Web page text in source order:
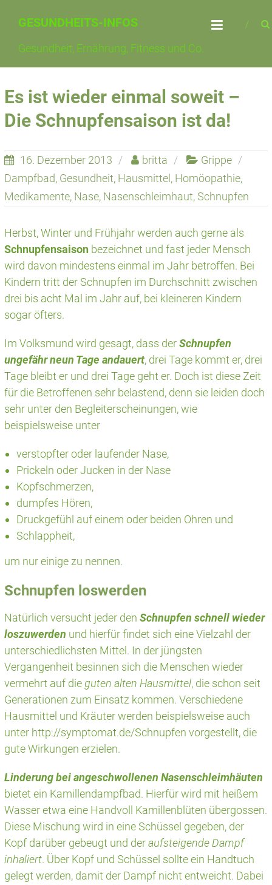
GESUNDHEITS-INFOS
Gesundheit, Ernährung, Fitness und Co.
Es ist wieder einmal soweit –
Die Schnupfensaison ist da!
16. Dezember 2013 britta
Grippe
Dampfbad, Gesundheit, Hausmittel , Homöopathie,
Medikamente, Nase, Nasenschleimhaut, Schnupfen
Herbst, Winter und Frühjahr werden auch gerne als
Schnupfensaisonbezeichnet und fast jeder Mensch
wird davon mindestens einmal im Jahr betroffen. Bei
Kindern tritt der Schnupfen im Durchschnitt zwischen
drei bis acht Mal im Jahr auf, bei kleineren Kindern
sogar öfters.
Im Volksmund wird gesagt, dass derSchnupfen
ungefähr neun Tage andauert, drei Tage kommt er, drei
Tage bleibt er und drei Tage geht er. Doch ist diese Zeit
für die Betroffenen sehr belastend, denn sie leiden doch
sehr unter den Begleiterscheinungen, wie
beispielsweise unter
verstopfter oder laufender Nase,
Prickeln oder Jucken in der Nase
Kopfschmerzen,
dumpfes Hören,
Druckgefühl auf einem oder beiden Ohren und
Schlappheit,
um nur einige zu nennen.
Schnupfen loswerden
Natürlich versucht jeder den Schnupfen schnell wieder
loszuwerden und hierfür findet sich eine Vielzahl der
unterschiedlichsten Mittel. In der jüngsten
Vergangenheit besinnen sich die Menschen wieder
vermehrt auf dieguten alten Hausmittel, die schon seit
Generationen zum Einsatz kommen. Verschiedene
Hausmittel und Kräuter werden beispielsweise auch
unter http://symptomat.de/Schnupfen vorgestellt, die
gute Wirkungen erzielen.
Linderung bei angeschwollenen Nasenschleimhäuten
bietet ein Kamillendampfbad. Hierfür wird mit heißem
Wasser etwa eine Handvoll Kamillenblüten übergossen.
Diese Mischung wird in eine Schüssel gegeben, der
Kopf darüber gebeugt und deraufsteigende Dampf
inhaliert. Über Kopf und Schüssel sollte ein Handtuch
gelegt werden, damit der Dampf nicht entweicht. Dabei